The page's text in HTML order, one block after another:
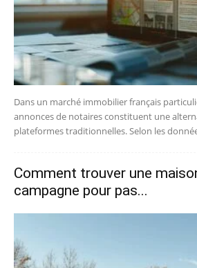
Dans un marché immobilier français
annonces de notaires constituent une
plateformes traditionnelles. Selon les
Comment trouver une
campagne pour pas...